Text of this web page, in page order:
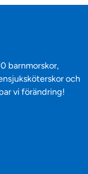
barnmorskor,
och
vi förändring!